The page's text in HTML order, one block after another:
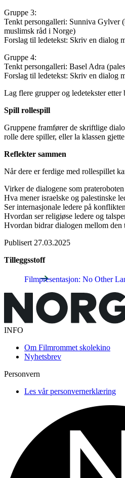
Gruppe 3:
Tenkt persongalleri: Sunniva Gylver
muslimsk råd i Norge)
Forslag til ledetekst: Skriv en dialog
Gruppe 4:
Tenkt persongalleri: Basel Adra
Forslag til ledetekst: Skriv en dialog
Lag flere grupper og ledetekster etter
Spill rollespill
Gruppene framfører de skriftlige
rolle dere spiller, eller la klassen
Reflekter sammen
Når dere er ferdige med rollespillet
Virker de dialogene som
Hva mener israelske og palestinske
Ser internasjonale ledere på
Hvordan ser religiøse ledere og
Hvordan bidrar dialogen mellom den
Publisert 27.03.2025
Tilleggsstoff
Filmpresentasjon: No Other
INFO
Om Filmrommet skolekino
Nyhetsbrev
Personvern
Les vår personvernerklæring